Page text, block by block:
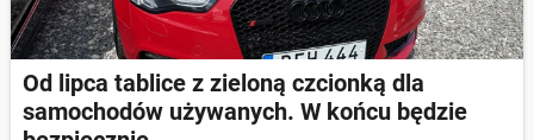
Od lipca tablice z zieloną czcionką dla
samochodów używanych. W końcu będzie